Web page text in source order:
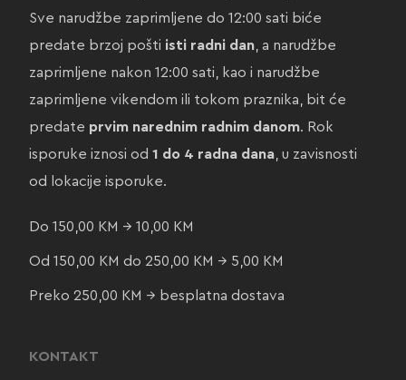
Sve narudžbe zaprimljene do 12:00 sati biće
predate brzoj pošti isti radni dan, a narudžbe
zaprimljene nakon 12:00 sati, kao i narudžbe
zaprimljene vikendom ili tokom praznika, bit će
predate prvim narednim radnim danom. Rok
isporuke iznosi od 1 do 4 radna dana, u zavisnosti
od lokacije isporuke.
Do 150,00 KM → 10,00 KM
Od 150,00 KM do 250,00 KM → 5,00 KM
Preko 250,00 KM → besplatna dostava
KONTAKT